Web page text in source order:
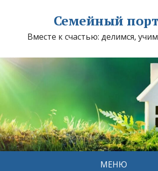
Семейный
Вместе к счастью: делимся,
МЕНЮ